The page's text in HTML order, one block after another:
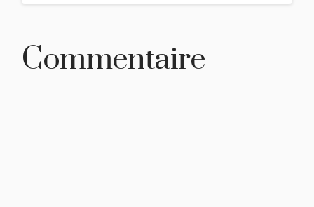
Commentaire